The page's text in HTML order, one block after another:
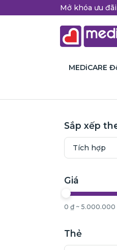
Mở khóa ưu
MEDiCARE
Sắp xếp
Giá
0 ₫ ~ 5.000.000
Thẻ